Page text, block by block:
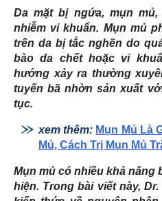
Da mặt bị ngứa, mụn
nhiễm vi khuẩn. Mụn mủ
trên da bị tắc nghẽn do
bào da chết hoặc vi
hướng xảy ra thường
tuyến bã nhờn sản xuất
tục.
xem thêm: Mụn Mủ Là
Mủ, Cách Trị Mụn Mủ
Mụn mủ có nhiều khả năng
hiện. Trong bài viết này,